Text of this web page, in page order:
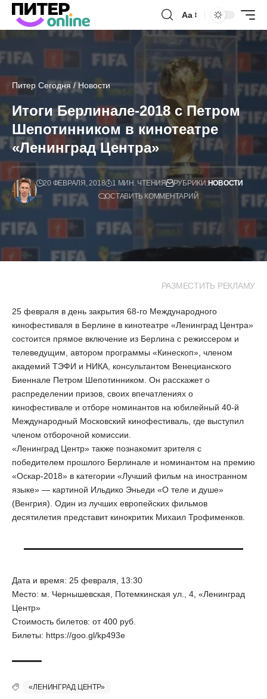
Аа
Питер Сегодня / Новости
Итоги Берлинале-2018 с Петром
Шепотинником в кинотеатре
«Ленинград Центра»
20 ФЕВРАЛЯ, 2018 1 МИН. ЧТЕНИЯ РУБРИКИ:НОВОСТИ
ОСТАВИТЬ КОММЕНТАРИЙ
РАЗМЕСТИТЬ РЕКЛАМУ
25 февраля в день закрытия 68-го Международного
кинофестиваля в Берлине в кинотеатре «Ленинград Центра»
состоится прямое включение из Берлина с режиссером и
телеведущим, автором программы «Кинескоп», членом
академий ТЭФИ и НИКА, консультантом Венецианского
Биеннале Петром Шепотинником. Он расскажет о
распределении призов, своих впечатлениях о
кинофестивале и отборе номинантов на юбилейный 40-й
Международный Московский кинофестиваль, где выступил
членом отборочной комиссии.
«Ленинград Центр» также познакомит зрителя с
победителем прошлого Берлинале и номинантом на премию
«Оскар-2018» в категории «Лучший фильм на иностранном
языке» — картиной Ильдико Эньеди «О теле и душе»
(Венгрия). Один из лучших европейских фильмов
десятилетия представит кинокритик Михаил Трофименков.
Дата и время: 25 февраля, 13:30
Место: м. Чернышевская, Потемкинская ул., 4, «Ленинград
Центр»
Стоимость билетов: от 400 руб.
Билеты: https://goo.gl/kp493e
«ЛЕНИНГРАД ЦЕНТР»